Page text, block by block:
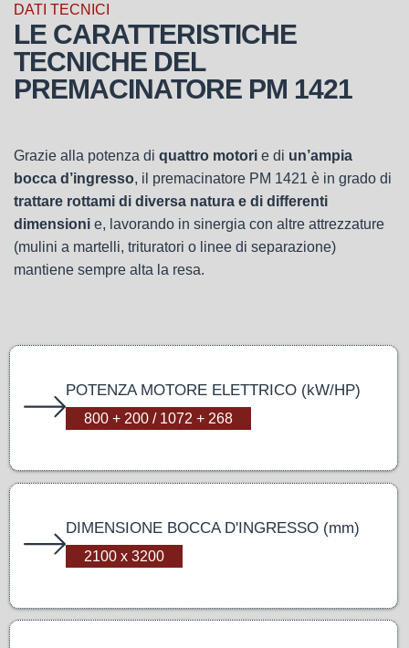
DATI TECNICI
LE CARATTERISTICHE
TECNICHE DEL
PREMACINATORE PM 1421
Grazie alla potenza di quattro motori e di un’ampia
bocca d’ingresso, il premacinatore PM 1421 è in grado di
trattare rottami di diversa natura e di differenti
dimensioni e, lavorando in sinergia con altre attrezzature
(mulini a martelli, trituratori o linee di separazione)
mantiene sempre alta la resa.
POTENZA MOTORE ELETTRICO (kW/HP)
800 + 200 / 1072 + 268
DIMENSIONE BOCCA D'INGRESSO (mm)
2100 x 3200